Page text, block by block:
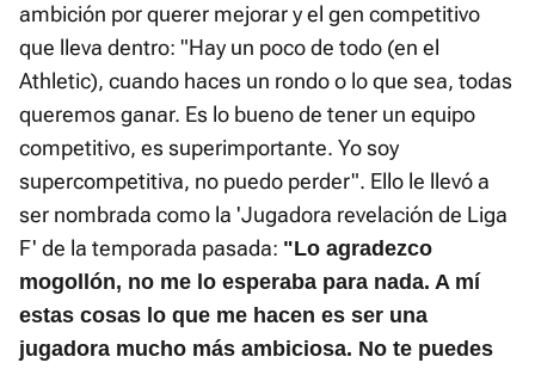
ambición por querer mejorar y el gen competitivo
que lleva dentro: "Hay un poco de todo (en el
Athletic), cuando haces un rondo o lo que sea, todas
queremos ganar. Es lo bueno de tener un equipo
competitivo, es superimportante. Yo soy
supercompetitiva, no puedo perder". Ello le llevó a
ser nombrada como la 'Jugadora revelación de Liga
F' de la temporada pasada: "Lo agradezco
mogollón, no me lo esperaba para nada. A mí
estas cosas lo que me hacen es ser una
jugadora mucho más ambiciosa. No te puedes